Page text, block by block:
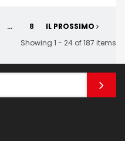
... 8
IL PROSSIMO
Showing 1 - 24 of 187 items